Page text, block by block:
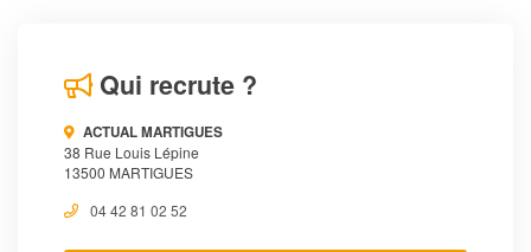
Qui recrute ?
ACTUAL MARTIGUES
38 Rue Louis Lépine
13500 MARTIGUES
04 42 81 02 52